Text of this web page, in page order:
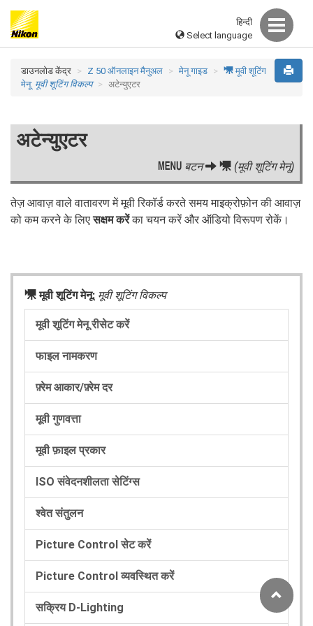
हिन्दी
Select language
डाउनलोड केंद्र Z 50 ऑनलाइन मैनुअल मेनू गाइड 1 मूवी शूटिंग
मेनू: मूवी शूटिंग विकल्प अटेन्युएटर
अटेन्युएटर
G बटन 1 (मूवी शूटिंग मेनू)
तेज़ आवाज़ वाले वातावरण में मूवी रिकॉर्ड करते समय माइक्रोफ़ोन की आवाज़
को कम करने के लिएसक्षम करेंका चयन करें और ऑडियो विरूपण रोकें।
1मूवी शूटिंग मेनू: मूवी शूटिंग विकल्प
मूवी शूटिंग मेनू रीसेट करें
फाइल नामकरण
फ़्रेम आकार/फ़्रेम दर
मूवी गुणवत्ता
मूवी फ़ाइल प्रकार
ISO संवेदनशीलता सेटिंग्स
श्वेत संतुलन
Picture Control सेट करें
Picture Control व्यवस्थित करें
सक्रिय D-Lighting